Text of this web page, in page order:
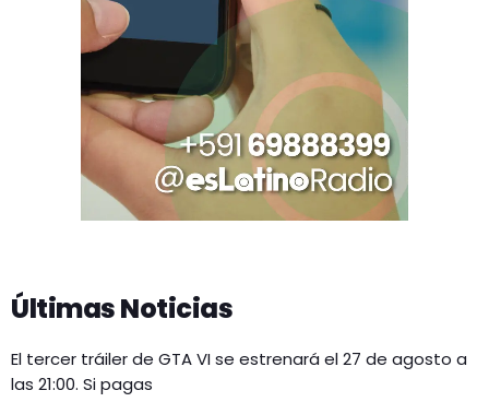
Últimas Noticias
El tercer tráiler de GTA VI se estrenará el 27 de agosto a
las 21:00. Si pagas